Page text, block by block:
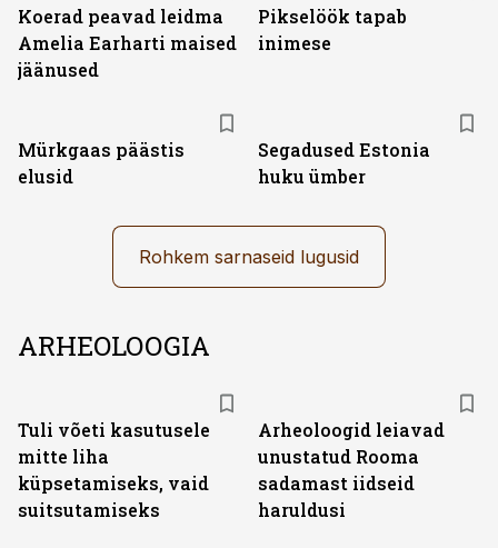
Koerad peavad leidma
Amelia Earharti maised
jäänused
Pikselöök tapab
inimese
Mürkgaas päästis
elusid
Segadused Estonia
huku ümber
Rohkem sarnaseid lugusid
ARHEOLOOGIA
Tuli võeti kasutusele
mitte liha
küpsetamiseks, vaid
suitsutamiseks
Arheoloogid leiavad
unustatud Rooma
sadamast iidseid
haruldusi